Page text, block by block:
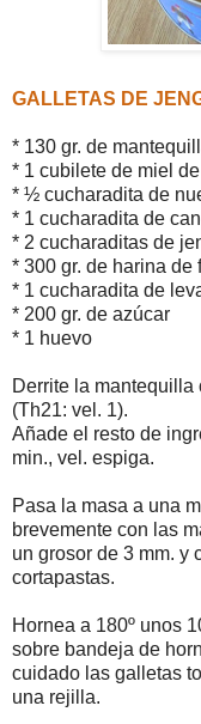
GALLETAS DE
* 130 gr. de
* 1 cubilete de miel
* ½ cucharadita de
* 1 cucharadita de
* 2 cucharaditas de
* 300 gr. de harina de
* 1 cucharadita de
* 200 gr. de azúcar
* 1 huevo
Derrite la mantequilla
(Th21: vel. 1).
Añade el resto de
min., vel. espiga.
Pasa la masa a una
brevemente con las
un grosor de 3 mm. y
cortapastas.
Hornea a 180º unos
sobre bandeja de
cuidado las galletas
una rejilla.